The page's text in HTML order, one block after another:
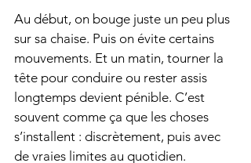
Au début, on bouge juste un peu plus
sur sa chaise. Puis on évite certains
mouvements. Et un matin, tourner la
tête pour conduire ou rester assis
longtemps devient pénible. C’est
souvent comme ça que les choses
s’installent : discrètement, puis avec
de vraies limites au quotidien.